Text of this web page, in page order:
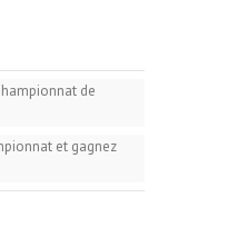
de
et gagnez